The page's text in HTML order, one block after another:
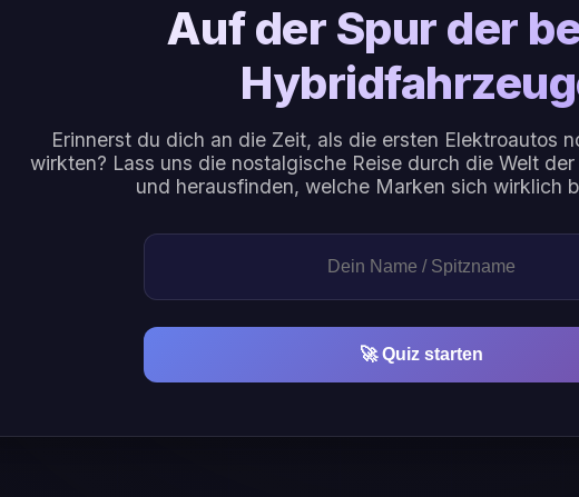
Auf der Spur der
Erinnerst du dich an die Zeit, als die ersten Elektroautos
wirkten? Lass uns die nostalgische Reise durch die Welt
und herausfinden, welche Marken sich wirklich
🚀 Quiz starten